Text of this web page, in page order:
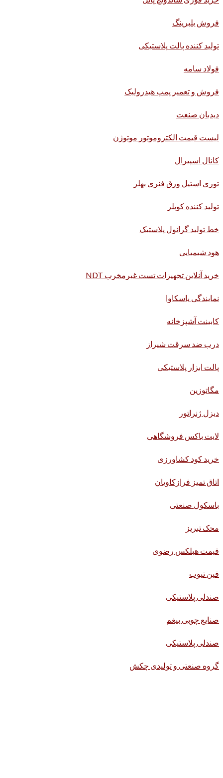
فروش بلبرینگ
تولید کننده پالت پلاستیکی
فولاد سامه
فروش و تعمیر پمپ هیدرولیک
دیدبان صنعت
لیست قیمت الکتروموتور موتوژن
کانال اسپیرال
توری استیل ورق فنری بهلر
تولید کننده کوپلر
خط تولید گرانول پلاستیک
هود شیمیایی
خرید آنلاین تجهیزات تست غیرمخرب NDT
نمایندگی یاسکاوا
کابینت آشپزخانه
درب ضد سرقت شیراز
پالت ابزار پلاستیکی
مگاتوزین
دیزل ژنراتور
لایت باکس فروشگاهی
خرید کود کشاورزی
اتاق تمیز فرازکاویان
باسکول صنعتی
محک تبریز
قیمت هبلکس رضوی
فین تیوب
صندلی پلاستیکی
صنایع چوبی بیغم
صندلی پلاستیکی
گروه صنعتی و تولیدی چکش